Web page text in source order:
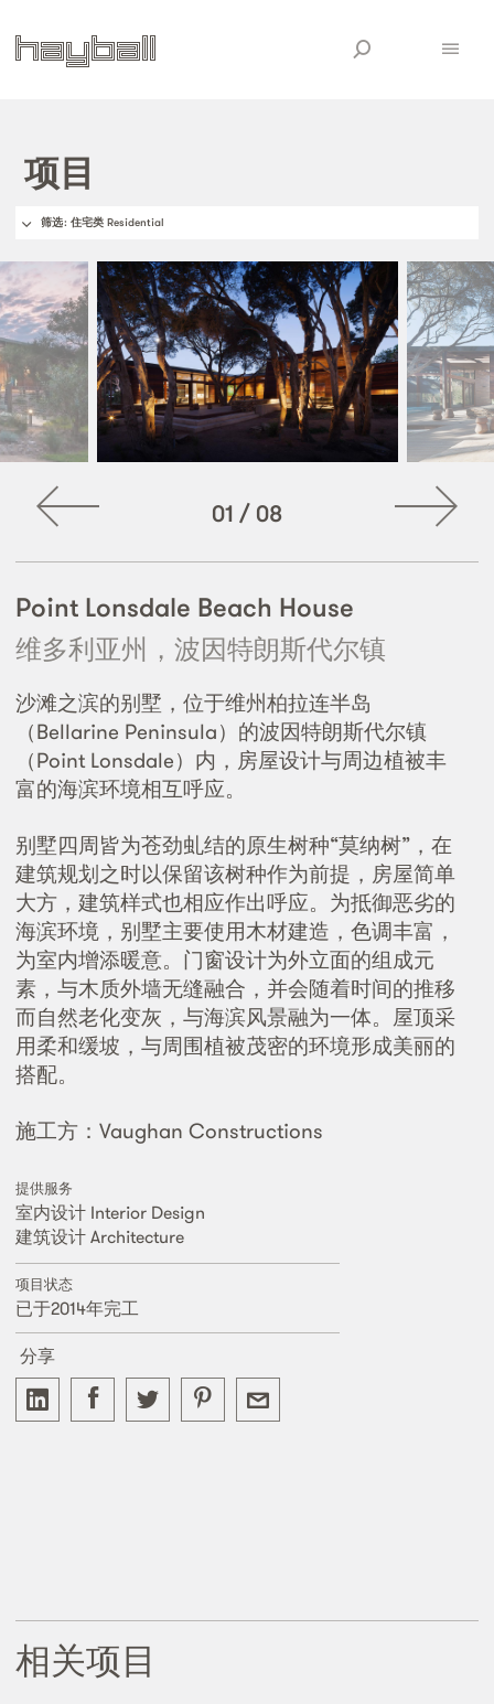
项目
筛选: 住宅类 Residential
01 / 08
Point Lonsdale Beach House
维多利亚州，波因特朗斯代尔镇
沙滩之滨的别墅，位于维州柏拉连半岛
（Bellarine Peninsula）的波因特朗斯代尔镇
（Point Lonsdale）内，房屋设计与周边植被丰
富的海滨环境相互呼应。
别墅四周皆为苍劲虬结的原生树种“莫纳树”，在
建筑规划之时以保留该树种作为前提，房屋简单
大方，建筑样式也相应作出呼应。为抵御恶劣的
海滨环境，别墅主要使用木材建造，色调丰富，
为室内增添暖意。门窗设计为外立面的组成元
素，与木质外墙无缝融合，并会随着时间的推移
而自然老化变灰，与海滨风景融为一体。屋顶采
用柔和缓坡，与周围植被茂密的环境形成美丽的
搭配。
施工方：Vaughan Constructions
提供服务
室内设计 Interior Design
建筑设计 Architecture
项目状态
已于2014年完工
分享
相关项目